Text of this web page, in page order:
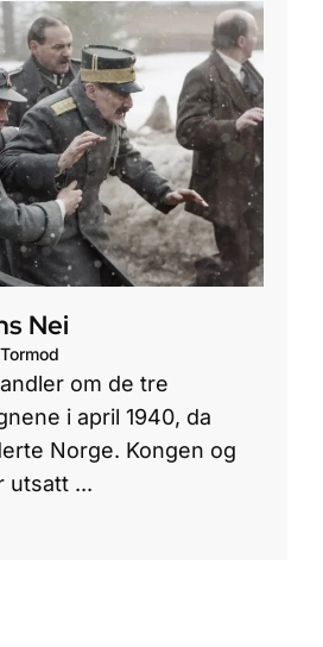
Nei
Tormod
om de tre
i april 1940, da
Norge. Kongen og
utsatt ...